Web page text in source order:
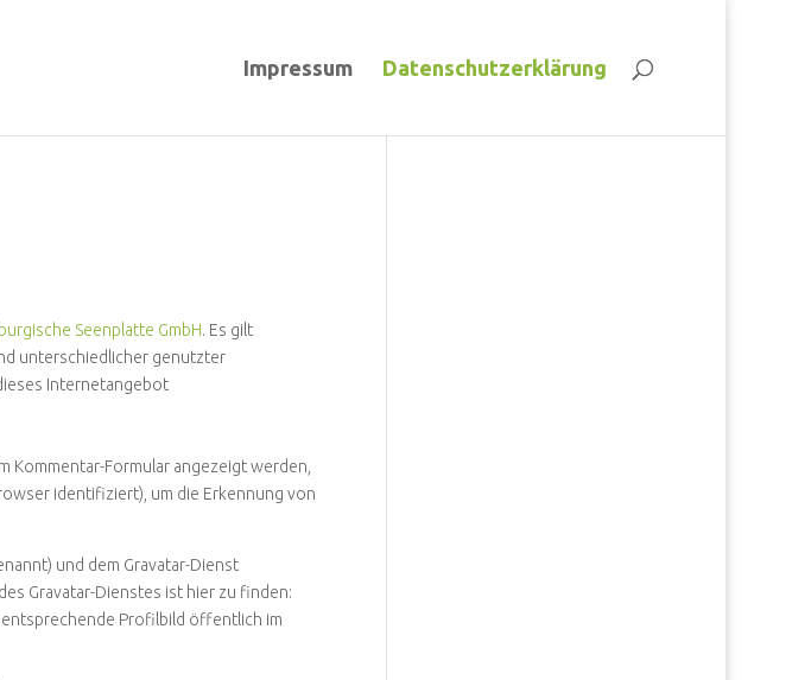
Impressum Datenschutzerklärung
Seenplatte GmbH. Es gilt
unterschiedlicher genutzter
Internetangebot
Kommentar-Formular angezeigt werden,
identifiziert), um die Erkennung von
und dem Gravatar-Dienst
Gravatar-Dienstes ist hier zu finden:
Profilbild öffentlich im